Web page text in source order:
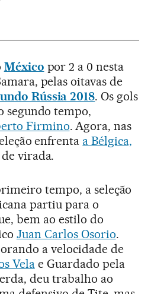
México por 2 a 0 nesta
pelas oitavas de
Rússia 2018. Os gols
segundo tempo,
Firmino. Agora, nas
enfrenta a Bélgica,
de virada.
tempo, a seleção
partiu para o
bem ao estilo do
Juan Carlos Osorio.
a velocidade de
Velae Guardado pela
deu trabalho ao